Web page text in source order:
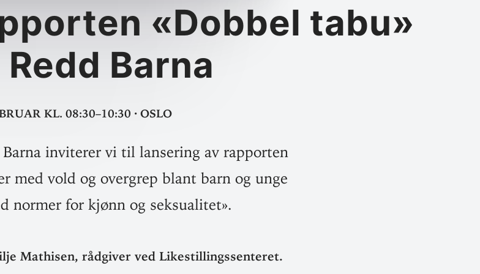
«Dobbel tabu»
Barna
kl. 08:30–10:30 ·Oslo
inviterer vi til lansering av rapporten
med vold og overgrep blant barn og unge
normer for kjønn og seksualitet».
Mathisen, råd­giver ved Likestillingssenteret.